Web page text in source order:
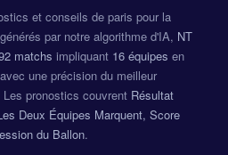
et conseils de paris pour la
par notre algorithme d'IA, NT
matchs impliquant 16 équipes en
une précision du meilleur
Les pronostics couvrent Résultat
Deux Équipes Marquent, Score
du Ballon.